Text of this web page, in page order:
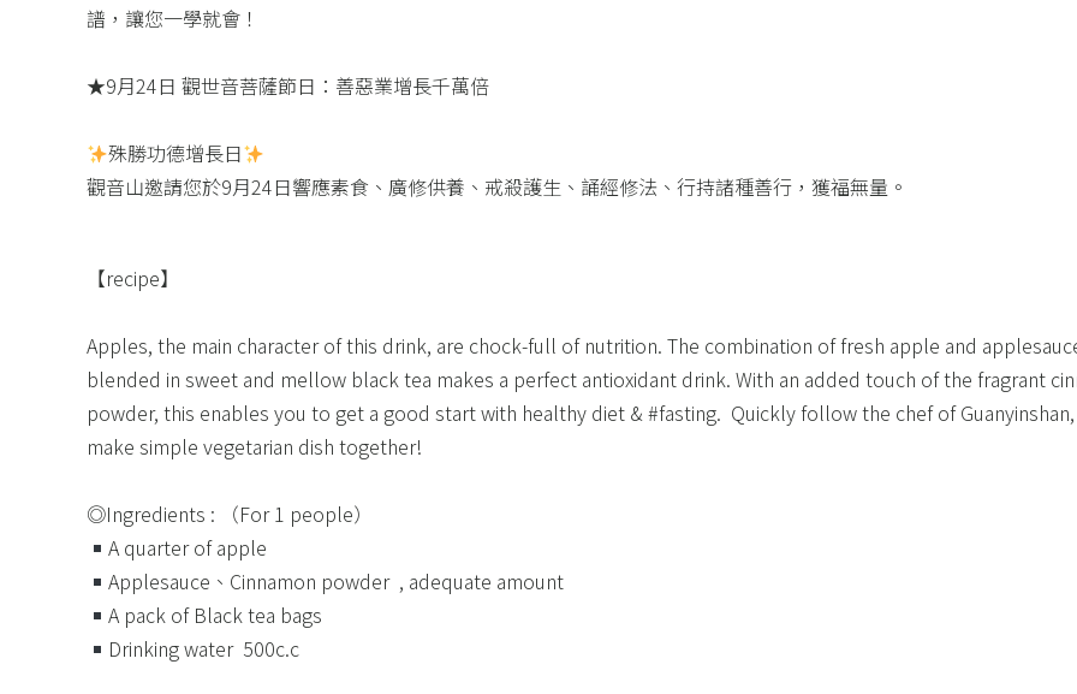
譜，讓您一學就會！
★9月24日 觀世音菩薩節日：善惡業增長千萬倍​
殊勝功德增長日
觀音山邀請您於9月24日響應素食、廣修供養、戒殺護生、誦經修法、行持諸種善行，獲福無量。​
【recipe】​
Apples, the main character of this drink, are chock-full of nutrition. The combination of fresh apple and
blended in sweet and mellow black tea makes a perfect antioxidant drink. With an added touch of the fragrant
powder, this enables you to get a good start with healthy diet & #fasting. ​ Quickly follow the chef of
make simple vegetarian dish together!​
◎Ingredients : （For 1 people）​
A quarter of apple​
Applesauce、Cinnamon powder ​ , adequate amount​
A pack of Black tea bags​
Drinking water ​ 500c.c ​